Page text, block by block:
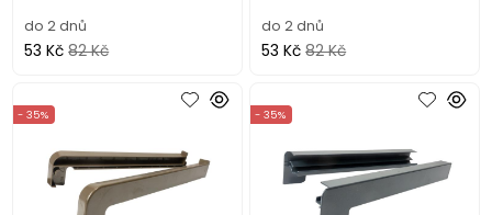
do 2 dnů
53 Kč 82 Kč
do 2 dnů
53 Kč 82 Kč
- 35% - 35%